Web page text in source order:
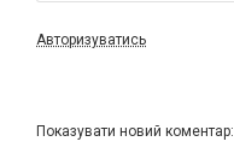
Авторизуватись
Показувати новий коментар: